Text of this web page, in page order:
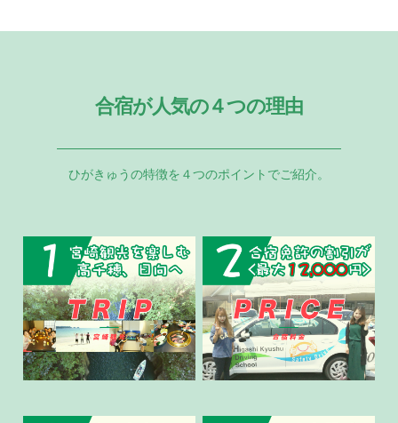
合宿が人気の４つの理由
ひがきゅうの特徴を４つのポイントでご紹介。